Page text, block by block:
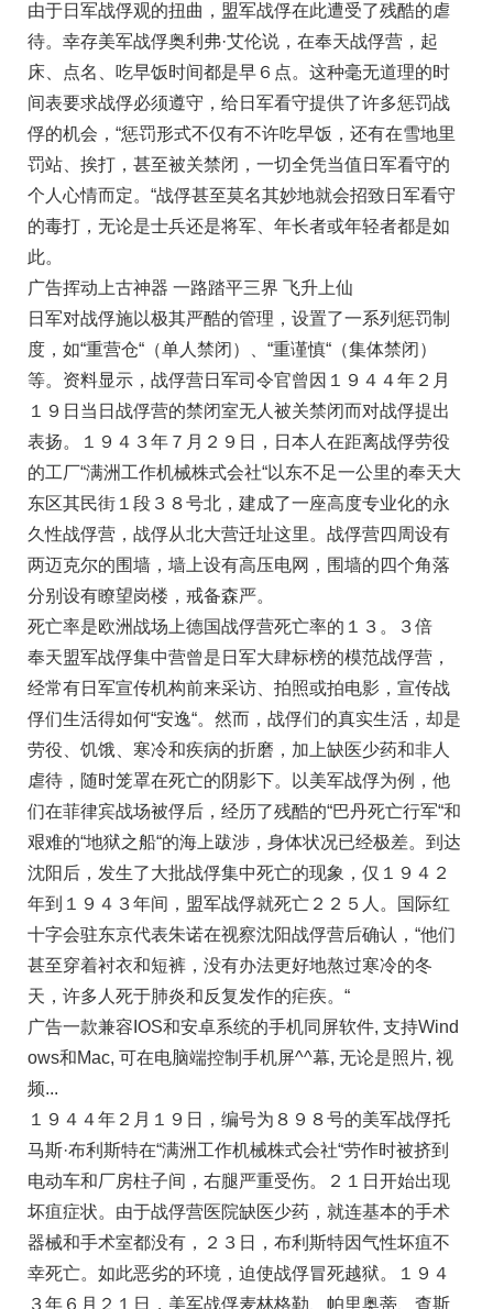
由于日军战俘观的扭曲，盟军战俘在此遭受了残酷的虐
待。幸存美军战俘奥利弗·艾伦说，在奉天战俘营，起
床、点名、吃早饭时间都是早６点。这种毫无道理的时
间表要求战俘必须遵守，给日军看守提供了许多惩罚战
俘的机会，“惩罚形式不仅有不许吃早饭，还有在雪地里
罚站、挨打，甚至被关禁闭，一切全凭当值日军看守的
个人心情而定。“战俘甚至莫名其妙地就会招致日军看守
的毒打，无论是士兵还是将军、年长者或年轻者都是如
此。
广告挥动上古神器 一路踏平三界 飞升上仙
日军对战俘施以极其严酷的管理，设置了一系列惩罚制
度，如“重营仓“（单人禁闭）、“重谨慎“（集体禁闭）
等。资料显示，战俘营日军司令官曾因１９４４年２月
１９日当日战俘营的禁闭室无人被关禁闭而对战俘提出
表扬。１９４３年７月２９日，日本人在距离战俘劳役
的工厂“满洲工作机械株式会社“以东不足一公里的奉天大
东区其民街１段３８号北，建成了一座高度专业化的永
久性战俘营，战俘从北大营迁址这里。战俘营四周设有
两迈克尔的围墙，墙上设有高压电网，围墙的四个角落
分别设有瞭望岗楼，戒备森严。
死亡率是欧洲战场上德国战俘营死亡率的１３。３倍
奉天盟军战俘集中营曾是日军大肆标榜的模范战俘营，
经常有日军宣传机构前来采访、拍照或拍电影，宣传战
俘们生活得如何“安逸“。然而，战俘们的真实生活，却是
劳役、饥饿、寒冷和疾病的折磨，加上缺医少药和非人
虐待，随时笼罩在死亡的阴影下。以美军战俘为例，他
们在菲律宾战场被俘后，经历了残酷的“巴丹死亡行军“和
艰难的“地狱之船“的海上跋涉，身体状况已经极差。到达
沈阳后，发生了大批战俘集中死亡的现象，仅１９４２
年到１９４３年间，盟军战俘就死亡２２５人。国际红
十字会驻东京代表朱诺在视察沈阳战俘营后确认，“他们
甚至穿着衬衣和短裤，没有办法更好地熬过寒冷的冬
天，许多人死于肺炎和反复发作的疟疾。“
广告一款兼容IOS和安卓系统的手机同屏软件, 支持Wind
ows和Mac, 可在电脑端控制手机屏^^幕, 无论是照片, 视
频...
１９４４年２月１９日，编号为８９８号的美军战俘托
马斯·布利斯特在“满洲工作机械株式会社“劳作时被挤到
电动车和厂房柱子间，右腿严重受伤。２１日开始出现
坏疽症状。由于战俘营医院缺医少药，就连基本的手术
器械和手术室都没有，２３日，布利斯特因气性坏疽不
幸死亡。如此恶劣的环境，迫使战俘冒死越狱。１９４
３年６月２１日，美军战俘麦林格勒、帕里奥蒂、查斯